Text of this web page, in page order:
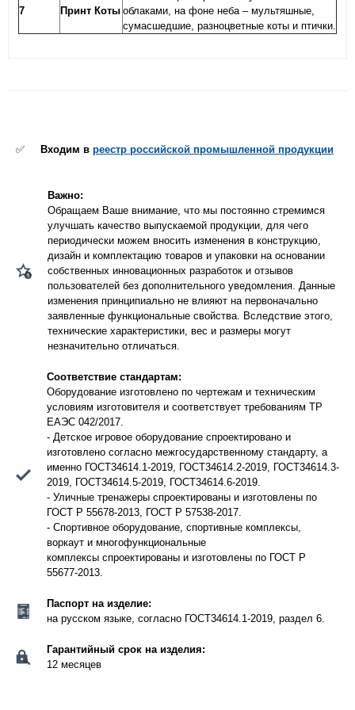
7 Принт Коты облаками, на фоне неба – мультяшные,
сумасшедшие, разноцветные коты и птички.
✅ Входим в реестр российской промышленной продукции
Важно:
Обращаем Ваше внимание, что мы постоянно стремимся
улучшать качество выпускаемой продукции, для чего
периодически можем вносить изменения в конструкцию,
дизайн и комплектацию товаров и упаковки на основании
собственных инновационных разработок и отзывов
пользователей без дополнительного уведомления. Данные
изменения принципиально не влияют на первоначально
заявленные функциональные свойства. Вследствие этого,
технические характеристики, вес и размеры могут
незначительно отличаться.
Соответствие стандартам:
Оборудование изготовлено по чертежам и техническим
условиям изготовителя и соответствует требованиям ТР
ЕАЭС 042/2017.
- Детское игровое оборудование спроектировано и
изготовлено согласно межгосударственному стандарту, а
именно ГОСТ34614.1-2019, ГОСТ34614.2-2019, ГОСТ34614.3-
2019, ГОСТ34614.5-2019, ГОСТ34614.6-2019.
- Уличные тренажеры спроектированы и изготовлены по
ГОСТ Р 55678-2013, ГОСТ Р 57538-2017.
- Спортивное оборудование, спортивные комплексы,
воркаут и многофункциональные
комплексы спроектированы и изготовлены по ГОСТ Р
55677-2013.
Паспорт на изделие:
на русском языке, согласно ГОСТ34614.1-2019, раздел 6.
Гарантийный срок на изделия:
12 месяцев